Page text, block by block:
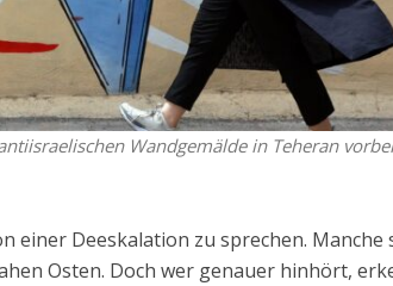
Wandgemälde in Teheran
einer Deeskalation zu sprechen. Manche
Osten. Doch wer genauer hinhört,